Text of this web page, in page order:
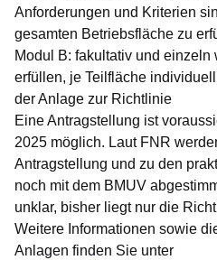
Anforderungen und Kriterien
gesamten Betriebsfläche zu
Modul B: fakultativ und einzeln
erfüllen, je Teilfläche
der Anlage zur Richtlinie
Eine Antragstellung ist
2025 möglich. Laut FNR
Antragstellung und zu den
noch mit dem BMUV
unklar, bisher liegt nur die
Weitere Informationen sowie
Anlagen finden Sie unter